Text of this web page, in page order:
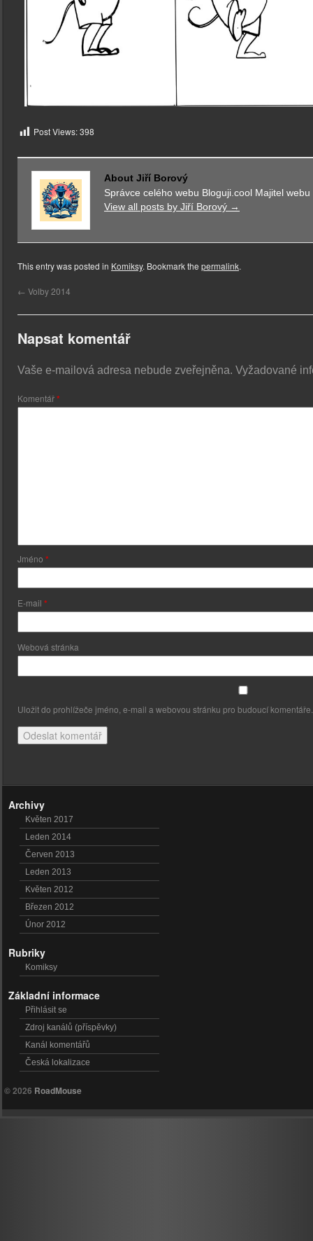
Post Views:398
About Jiří Borový
Správce celého webu Bloguji.cool Majitel webu
View all posts by Jiří Borový →
This entry was posted in Komiksy. Bookmark the permalink.
← Volby 2014
Napsat komentář
Vaše e-mailová adresa nebude zveřejněna. Vyžadované
Komentář*
Jméno *
E-mail *
Webová stránka
Uložit do prohlížeče jméno, e-mail a webovou stránku pro budoucí komentáře.
Archivy
Květen 2017
Leden 2014
Červen 2013
Leden 2013
Květen 2012
Březen 2012
Únor 2012
Rubriky
Komiksy
Základní informace
Přihlásit se
Zdroj kanálů (příspěvky)
Kanál komentářů
Česká lokalizace
© 2026 RoadMouse